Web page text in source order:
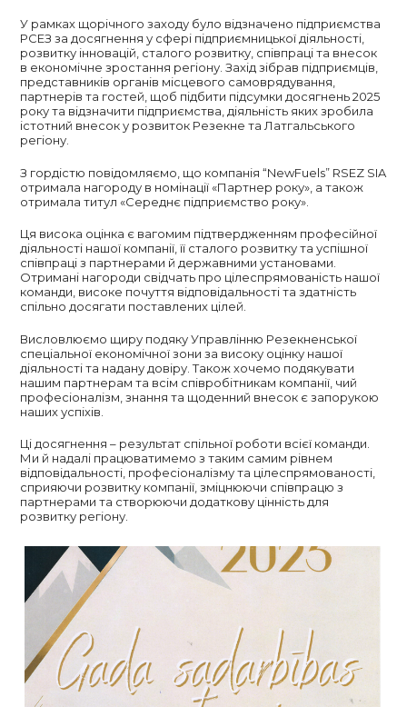
У рамках щорічного заходу було відзначено підприємства
РСЕЗ за досягнення у сфері підприємницької діяльності,
розвитку інновацій, сталого розвитку, співпраці та внесок
в економічне зростання регіону. Захід зібрав підприємців,
представників органів місцевого самоврядування,
партнерів та гостей, щоб підбити підсумки досягнень 2025
року та відзначити підприємства, діяльність яких зробила
істотний внесок у розвиток Резекне та Латгальського
регіону.
З гордістю повідомляємо, що компанія “NewFuels” RSEZ SIA
отримала нагороду в номінації «Партнер року», а також
отримала титул «Середнє підприємство року».
Ця висока оцінка є вагомим підтвердженням професійної
діяльності нашої компанії, її сталого розвитку та успішної
співпраці з партнерами й державними установами.
Отримані нагороди свідчать про цілеспрямованість нашої
команди, високе почуття відповідальності та здатність
спільно досягати поставлених цілей.
Висловлюємо щиру подяку Управлінню Резекненської
спеціальної економічної зони за високу оцінку нашої
діяльності та надану довіру. Також хочемо подякувати
нашим партнерам та всім співробітникам компанії, чий
професіоналізм, знання та щоденний внесок є запорукою
наших успіхів.
Ці досягнення – результат спільної роботи всієї команди.
Ми й надалі працюватимемо з таким самим рівнем
відповідальності, професіоналізму та цілеспрямованості,
сприяючи розвитку компанії, зміцнюючи співпрацю з
партнерами та створюючи додаткову цінність для
розвитку регіону.